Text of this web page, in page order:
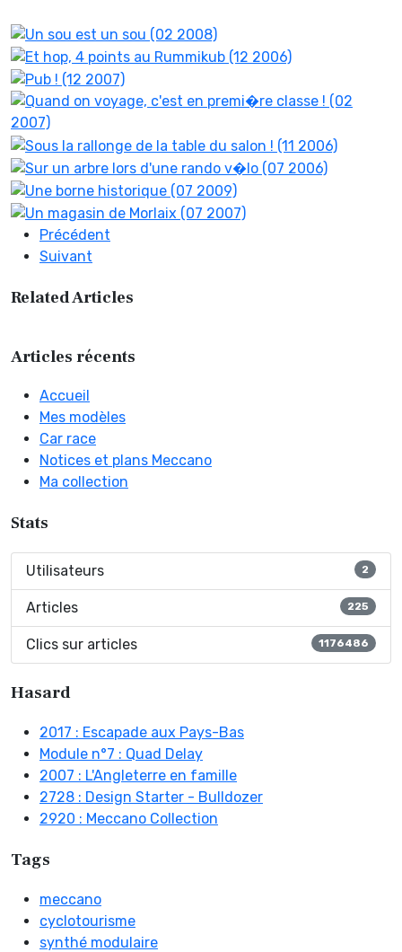
Article précédent : Des panneaux surprenants
Précédent
Article suivant : Water Drop Machine
Suivant
Related Articles
Articles récents
Accueil
Mes modèles
Car race
Notices et plans Meccano
Ma collection
Stats
Utilisateurs 2
Articles 225
Clics sur articles 1176486
Hasard
2017 : Escapade aux Pays-Bas
Module n°7 : Quad Delay
2007 : L'Angleterre en famille
2728 : Design Starter - Bulldozer
2920 : Meccano Collection
Tags
meccano
cyclotourisme
synthé modulaire